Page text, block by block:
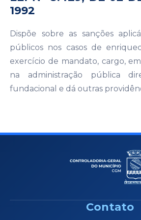
1992
Dispõe sobre as sanções
públicos nos casos de
exercício de mandato, cargo,
na administração pública
fundacional e dá outras
Contato